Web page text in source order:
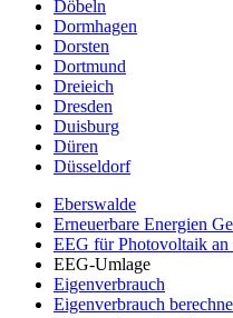
Döbeln
Dormhagen
Dorsten
Dortmund
Dreieich
Dresden
Duisburg
Düren
Düsseldorf
Eberswalde
Erneuerbare Energien
EEG für Photovoltaik an
EEG-Umlage
Eigenverbrauch
Eigenverbrauch